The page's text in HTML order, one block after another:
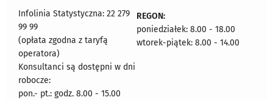
Infolinia Statystyczna: 22 279
99 99
(opłata zgodna z taryfą
operatora)
Konsultanci są dostępni w dni
robocze:
pon.- pt.: godz. 8.00 - 15.00
REGON:
poniedziałek: 8.00 - 18.00
wtorek-piątek: 8.00 - 14.00